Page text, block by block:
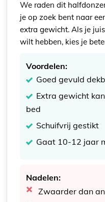
We raden dit
je op zoek bent naar
extra gewicht. Als je
wilt hebben, kies je
Voordelen:
Goed gevuld
Extra gewicht
bed
Schuifvrij gestikt
Gaat 10-12 jaar
Nadelen:
Zwaarder dan